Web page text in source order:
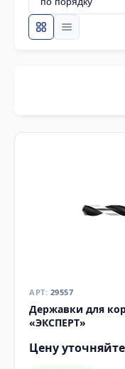
29557
Державки для
«ЭКСПЕРТ»
Цену уточняйте